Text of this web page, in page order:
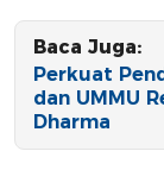
Baca Juga:
Perkuat
dan UMMU
Dharma